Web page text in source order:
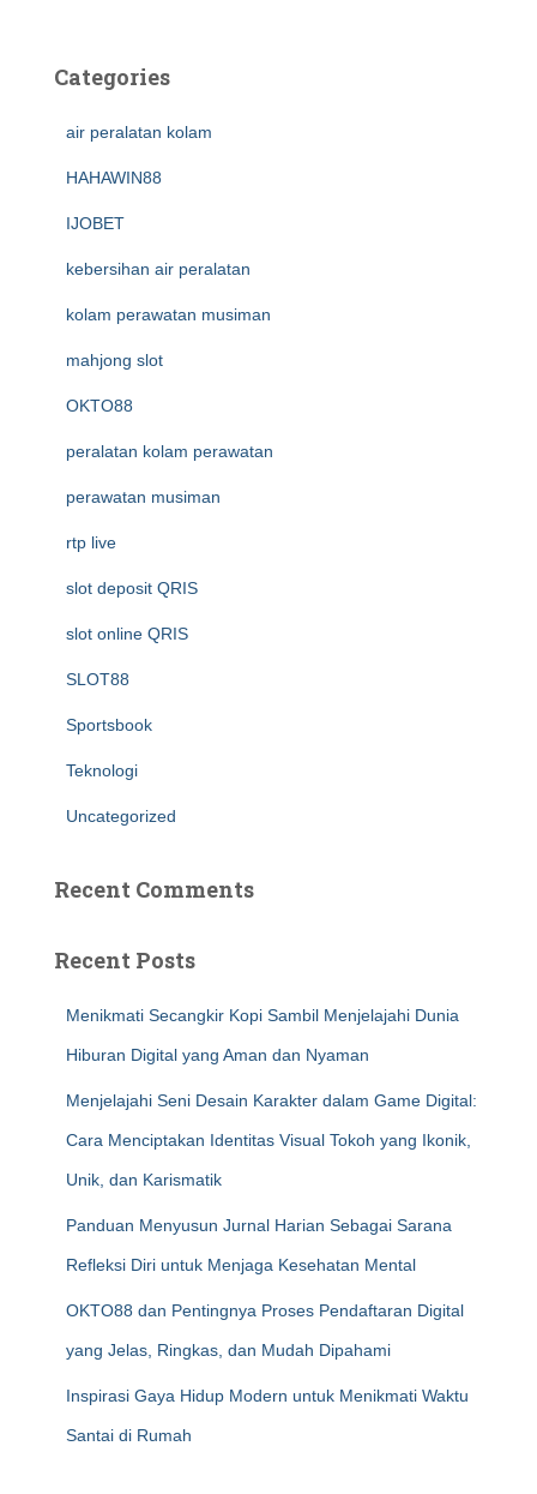
Categories
air peralatan kolam
HAHAWIN88
IJOBET
kebersihan air peralatan
kolam perawatan musiman
mahjong slot
OKTO88
peralatan kolam perawatan
perawatan musiman
rtp live
slot deposit QRIS
slot online QRIS
SLOT88
Sportsbook
Teknologi
Uncategorized
Recent Comments
Recent Posts
Menikmati Secangkir Kopi Sambil Menjelajahi Dunia
Hiburan Digital yang Aman dan Nyaman
Menjelajahi Seni Desain Karakter dalam Game Digital:
Cara Menciptakan Identitas Visual Tokoh yang Ikonik,
Unik, dan Karismatik
Panduan Menyusun Jurnal Harian Sebagai Sarana
Refleksi Diri untuk Menjaga Kesehatan Mental
OKTO88 dan Pentingnya Proses Pendaftaran Digital
yang Jelas, Ringkas, dan Mudah Dipahami
Inspirasi Gaya Hidup Modern untuk Menikmati Waktu
Santai di Rumah